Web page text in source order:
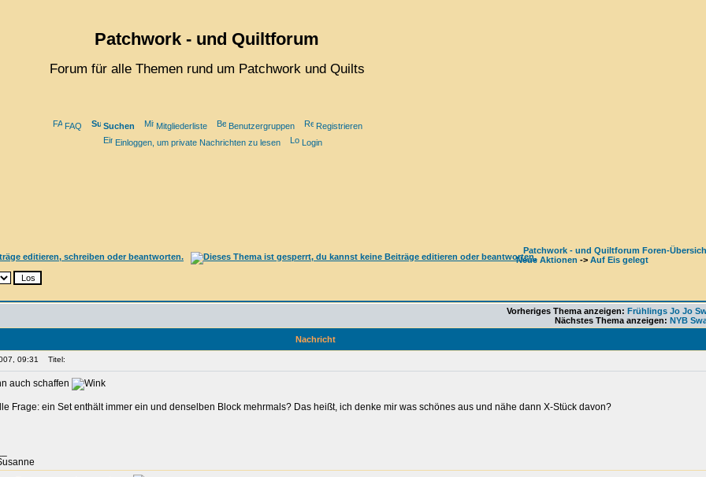
Patchwork - und Quiltforum
Forum für alle Themen rund um Patchwork und Quilts
FAQ Suchen Mitgliederliste Benutzergruppen
Registrieren
Einloggen, um private Nachrichten zu lesen
Login
Patchwork - und Quiltforum Foren-
Neue Aktionen -> Auf Eis gelegt
Vorheriges Thema anzeigen: Frühlings Jo Jo
Nächstes Thema anzeigen: NYB
Nachricht
09:31 Titel:
auch schaffen
Frage: ein Set enthält immer ein und denselben Block mehrmals? Das heißt, ich denke mir was schönes aus und nähe dann X-Stück davon?